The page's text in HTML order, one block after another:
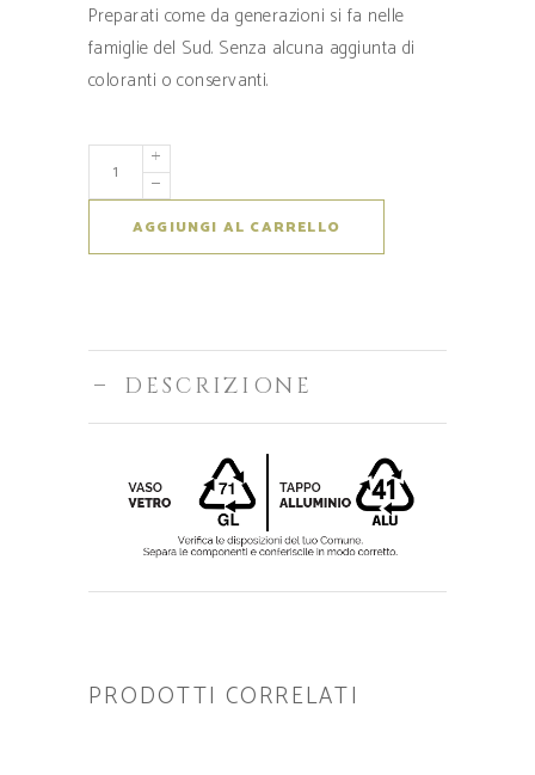
Preparati come da generazioni si fa nelle
famiglie del Sud. Senza alcuna aggiunta di
coloranti o conservanti.
AGGIUNGI AL CARRELLO
DESCRIZIONE
PRODOTTI CORRELATI